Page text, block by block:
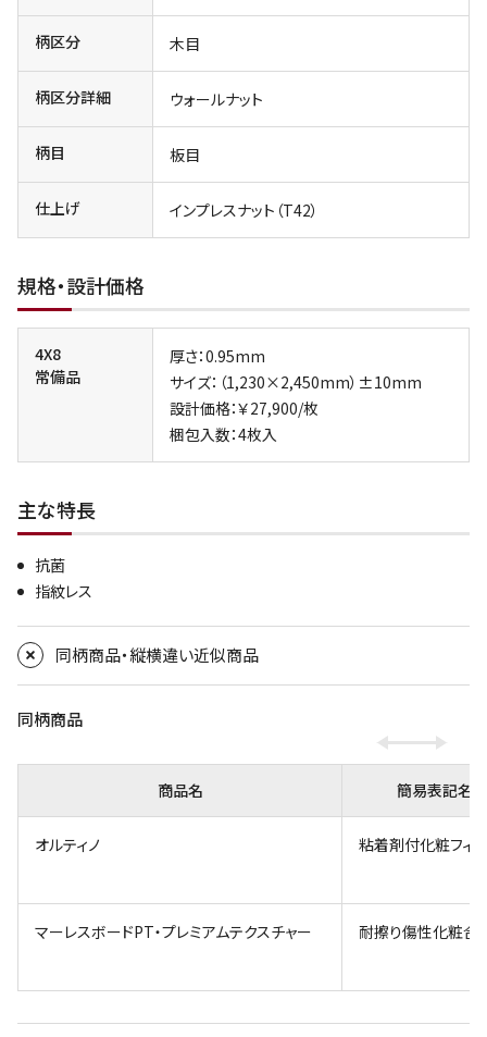
柄区分 木目
柄区分詳細 ウォールナット
柄目 板目
仕上げ インプレスナット（T42）
規格・設計価格
4X8
常備品
厚さ：0.95mm
サイズ：（1,230×2,450mm）±10mm
設計価格：￥27,900/枚
梱包入数：4枚入
主な特長
抗菌
指紋レス
同柄商品・縦横違い近似商品
同柄商品
商品名 簡易表記名
オルティノ 粘着剤付化粧フィ
マーレスボードPT・プレミアムテクスチャー 耐擦り傷性化粧合